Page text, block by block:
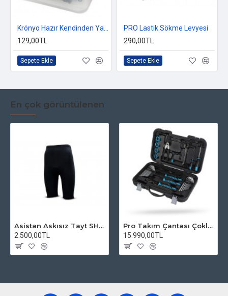
129,00TL
Sepete Ekle
PRO Lastik Sökme Levyesi
290,00TL
Sepete Ekle
En çok görüntülenen
Asistan Askısız Tayt SH20 Pedli Siyah
2.500,00TL
Pro Takım Çantası Çoklu Tamir Seti
15.990,00TL